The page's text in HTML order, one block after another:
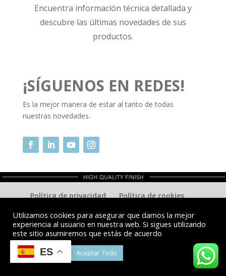
Encuentra información técnica detallada y
descubre las últimas novedades de sus
productos.
¡SÍGUENOS EN REDES!
Es la mejor manera de estar al tanto de todas
nuestras novedades.
Política de privacidad
Política de cookies
Copyright © Juracor 2022. Todos los derechos
reservados.
Utilizamos cookies para asegurar que damos la mejor
experiencia al usuario en nuestra web. Si sigues utilizando
este sitio asumiremos que estás de acuerdo
Cookie Settings
Aceptar Todo
ES